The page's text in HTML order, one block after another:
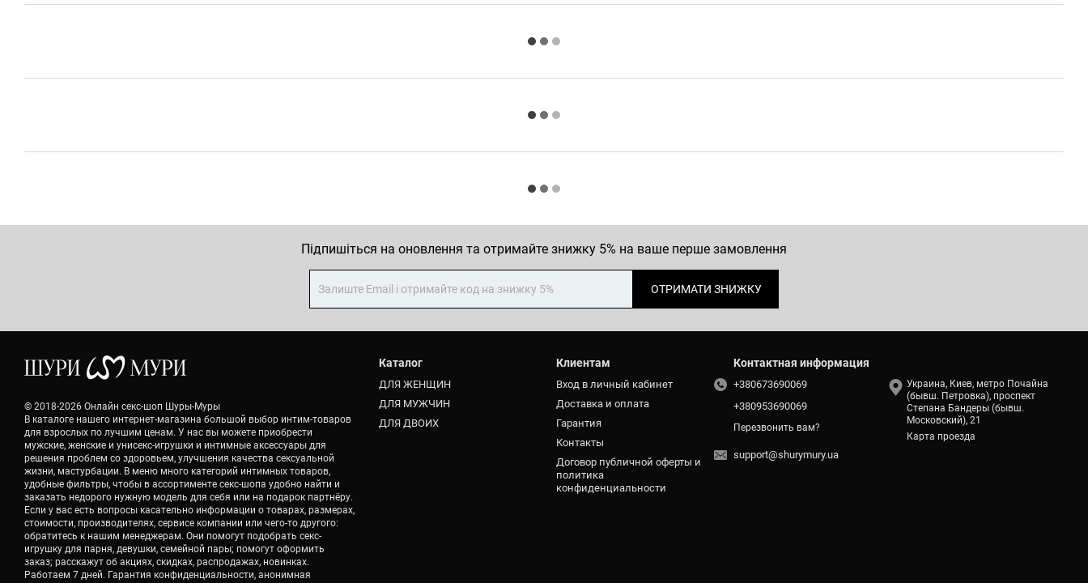
Підпишіться на оновлення та отримайте знижку 5% на ваше перше замовлення
ОТРИМАТИ ЗНИЖКУ
© 2018-2026 Онлайн секс-шоп Шуры-Муры
В каталоге нашего интернет-магазина большой выбор интим-товаров
для взрослых по лучшим ценам. У нас вы можете приобрести
мужские, женские и унисекс-игрушки и интимные аксессуары для
решения проблем со здоровьем, улучшения качества сексуальной
жизни, мастурбации. В меню много категорий интимных товаров,
удобные фильтры, чтобы в ассортименте секс-шопа удобно найти и
заказать недорого нужную модель для себя или на подарок партнёру.
Если у вас есть вопросы касательно информации о товарах, размерах,
стоимости, производителях, сервисе компании или чего-то другого:
обратитесь к нашим менеджерам. Они помогут подобрать секс-
игрушку для парня, девушки, семейной пары; помогут оформить
заказ; расскажут об акциях, скидках, распродажах, новинках.
Работаем 7 дней. Гарантия конфиденциальности, анонимная
Каталог
ДЛЯ ЖЕНЩИН
ДЛЯ МУЖЧИН
ДЛЯ ДВОИХ
Клиентам
Вход в личный кабинет
Доставка и оплата
Гарантия
Контакты
Договор публичной оферты и
политика
конфиденциальности
Контактная информация
+380673690069
+380953690069
Перезвонить вам?
support@shurymury.ua
Украина, Киев, метро Почайна
(бывш. Петровка), проспект
Степана Бандеры (бывш.
Московский), 21
Карта проезда